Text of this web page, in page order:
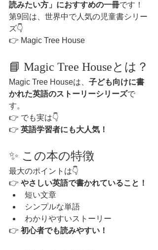
読みたい方」におすすめの一冊です！
第9回は、世界中で人気の児童書シリー
ズ👇
👉 Magic Tree House
📘 Magic Tree Houseとは？
Magic Tree Houseは、 子ども向けに書
かれた英語のストーリーシリーズで
す。
👉 でも実は👇
👉 英語学習者にも大人気！
✨ この本の特徴
最大のポイントは👇
👉 やさしい英語で書かれていること！
短い文章
シンプルな単語
わかりやすいストーリー
👉 初心者でも読みやすい！